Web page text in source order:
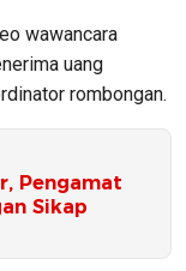
wawancara
uang
rombongan.
Pengamat
Sikap